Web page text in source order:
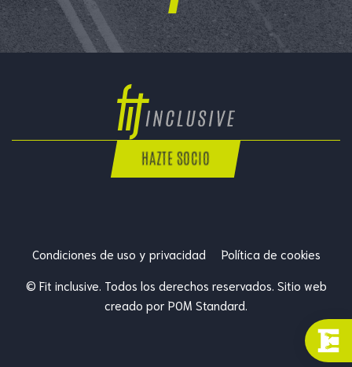
HAZTE SOCIO
Condiciones de uso y privacidad
Política de cookies
© Fit inclusive. Todos los derechos reservados. Sitio web
creado por POM Standard.